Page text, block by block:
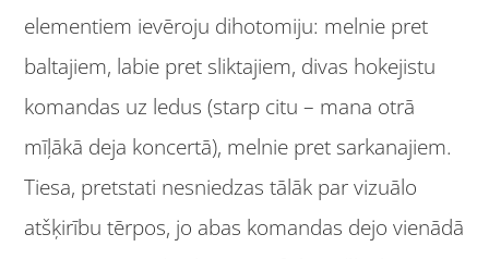
elementiem ievēroju dihotomiju: melnie pret
baltajiem, labie pret sliktajiem, divas hokejistu
komandas uz ledus (starp citu – mana otrā
mīļākā deja koncertā), melnie pret sarkanajiem.
Tiesa, pretstati nesniedzas tālāk par vizuālo
atšķirību tērpos, jo abas komandas dejo vienādā